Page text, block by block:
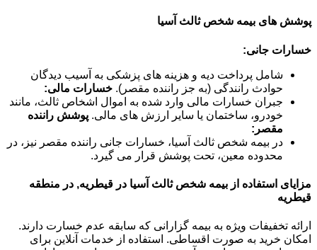
پوشش های بیمه شخص ثالث آسیا
خسارات جانی:
شامل پرداخت دیه و هزینه های پزشکی به آسیب دیدگان
حوادث رانندگی (به جز راننده مقصر). خسارات مالی:
جبران خسارات مالی وارد شده به اموال اشخاص ثالث، مانند
خودرو، ساختمان یا سایر ارزش های مالی. پوشش راننده
مقصر:
در بیمه شخص ثالث آسیا، خسارات جانی راننده مقصر نیز، در
محدوده معین، تحت پوشش قرار می گیرد.
مزایای استفاده از بیمه شخص ثالث آسیا در قیطریه, در منطقه
قیطریه
ارائه تخفیفات ویژه به بیمه گزارانی که سابقه عدم خسارت دارند.
امکان خرید به صورت اقساطی. استفاده از خدمات آنلاین برای